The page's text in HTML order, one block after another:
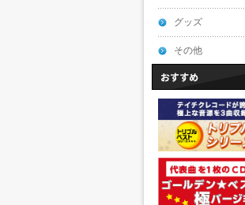
グッズ
その他